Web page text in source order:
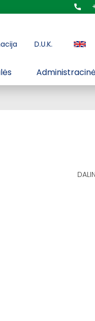
D.U.K.